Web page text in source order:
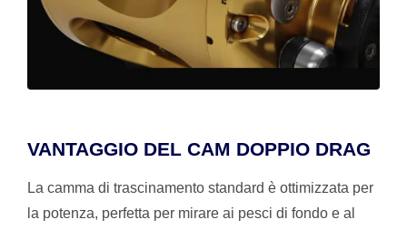
VANTAGGIO DEL CAM DOPPIO DRAG
La camma di trascinamento standard è ottimizzata per
la potenza, perfetta per mirare ai pesci di fondo e al